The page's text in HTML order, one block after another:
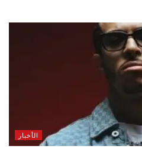
الأخبار